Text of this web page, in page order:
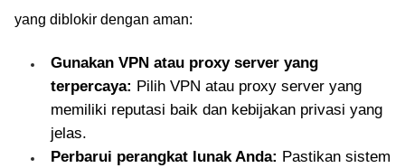
yang diblokir dengan aman:
Gunakan VPN atau proxy server yang
terpercaya: Pilih VPN atau proxy server yang
memiliki reputasi baik dan kebijakan privasi yang
jelas.
Perbarui perangkat lunak Anda: Pastikan sistem